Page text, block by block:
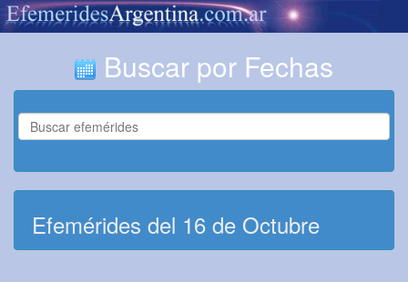
Buscar por Fechas
Efemérides del 16 de Octubre